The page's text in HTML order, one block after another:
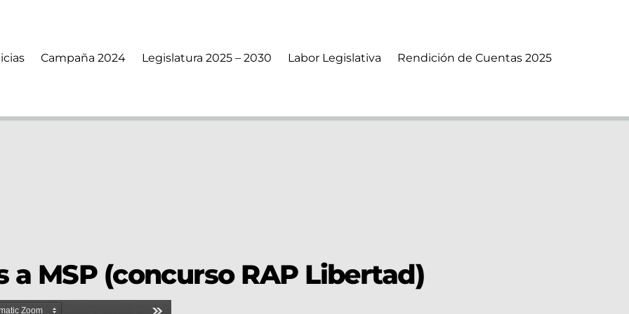
Campaña 2024 Legislatura 2025 – 2030 Labor Legislativa Rendición de Cuentas 2025
MSP (concurso RAP Libertad)